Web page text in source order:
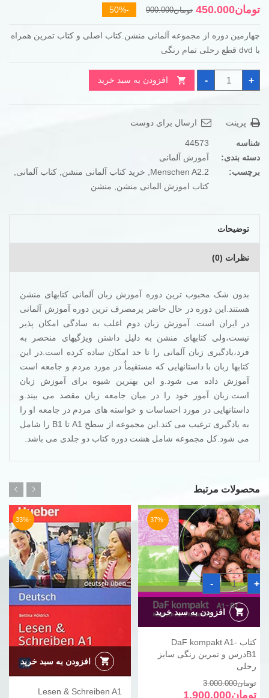
تومان900.000قیمت
تومان900.000
تومان450.000
قیمت
تومان450.000
چهارمین دوره از مجموعه آلمانی منشن.کتاب اصلی و کتاب تمرین همراه
با dvd قطع رحلی تمام رنگی
-
خرید
کتاب
اموزش
A2.2
+ افزودن به سبد خرید
پرینت ارسال برای دوست
شناسه
44573
دسته بندی:
آموزش آلمانی
برچسب:
Menschen A2.2
, خرید کتاب آلمانی منشن, کتاب آلمانی ,
کتاب اموزش المانی منشن, منشن
توضیحات
نظرات (0)
بدون شک محبوب ترین دوره آموزش زبان آلمانی کتابهای منشن
هستند.این دوره در حال حاضر پرمصرف ترین دوره آموزش آلمانی
در ایران است. آموزش زبان دوم اغلب به سادگی امکان پذیر
نیست،ولی کتابهای منشن به دلیل داشتن ویژگیهای منحصر به
فرد،یادگیری زبان آلمانی را تا حد امکان ساده کرده است.در این
کتابها زبان با داستانهایی که مستقیماٌ در مورد مردم و جامعه است
آموزش داده می شود.و این بهترین شیوه برای آموزش زبان
است.زبان آموز خود را در میان جامعه زبان مقصد می بیند.و
داستانهایی در مورد احساسات و خواسته های مردم در جامعه او را
به یادگیری ترغیب می کند.این مجموعه از سطح A1 تا B1 را شامل
می شود.کل مجموعه شامل هشت دوره کتاب دو جلدی می باشد.
محصولات مرتبط
-37%
-
کتاب
DaF
kompakt
A1-
B1درس
و
تمرین
سایز
رحلی
عدد
+
افزودن به سبد خرید
کتاب DaF kompakt A1-
B1درس و تمرین رنگی سایز
رحلی
تومان3.000.000قیمت
اصلی
تومان1.900.000
قیمت
فعلی
-33%
افزودن به سبد خرید
Lesen & Schreiben A1